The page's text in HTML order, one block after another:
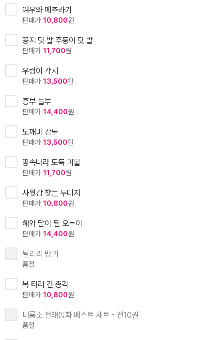
여우와 메추라기
판매가 10,800원
꽁지 닷 발 주둥이 닷 발
판매가 11,700원
우렁이 각시
판매가 13,500원
흥부 놀부
판매가 14,400원
도깨비 감투
판매가 13,500원
땅속나라 도둑 괴물
판매가 11,700원
사윗감 찾는 두더지
판매가 10,800원
해와 달이 된 오누이
판매가 14,400원
늴리리 방귀
품절
복 타러 간 총각
판매가 10,800원
비룡소 전래동화 베스트 세트 - 전10권
품절